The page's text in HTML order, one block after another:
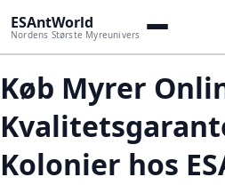
ESAntWorld
Nordens Største Myreunivers
Køb Myrer
Kolonier hos